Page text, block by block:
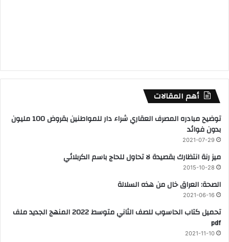
أهم المقالات
توضيح مبادره المصرف العقاري شراء دار للمواطنين بقروض 100 مليون
بدون فوائد
2021-07-29
ميز رنة انتظارك بقصيدة لا تحاول للحاج باسم الكربلائي
2015-10-28
الصحة: العراق خال من هذه السلالة
2021-06-16
تحميل كتاب الحاسوب للصف الثاني متوسط 2022 المنهج الجديد ملف
pdf
2021-11-10